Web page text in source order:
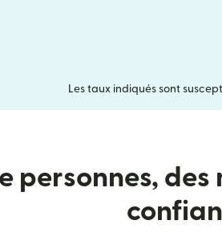
Les taux indiqués sont
personnes,